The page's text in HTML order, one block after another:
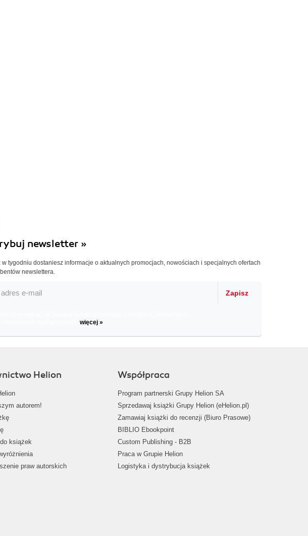
newsletter »
w tygodniu dostaniesz informacje o aktualnych promocjach, nowościach i specjalnych ofertach
newslettera.
Zapisz
więcej »
Helion
autorem!
książek
praw autorskich
Współpraca
Program partnerski Grupy Helion SA
Sprzedawaj książki Grupy Helion (eHelion.pl)
Zamawiaj książki do recenzji (Biuro Prasowe)
BIBLIO Ebookpoint
Custom Publishing - B2B
Praca w Grupie Helion
Logistyka i dystrybucja książek